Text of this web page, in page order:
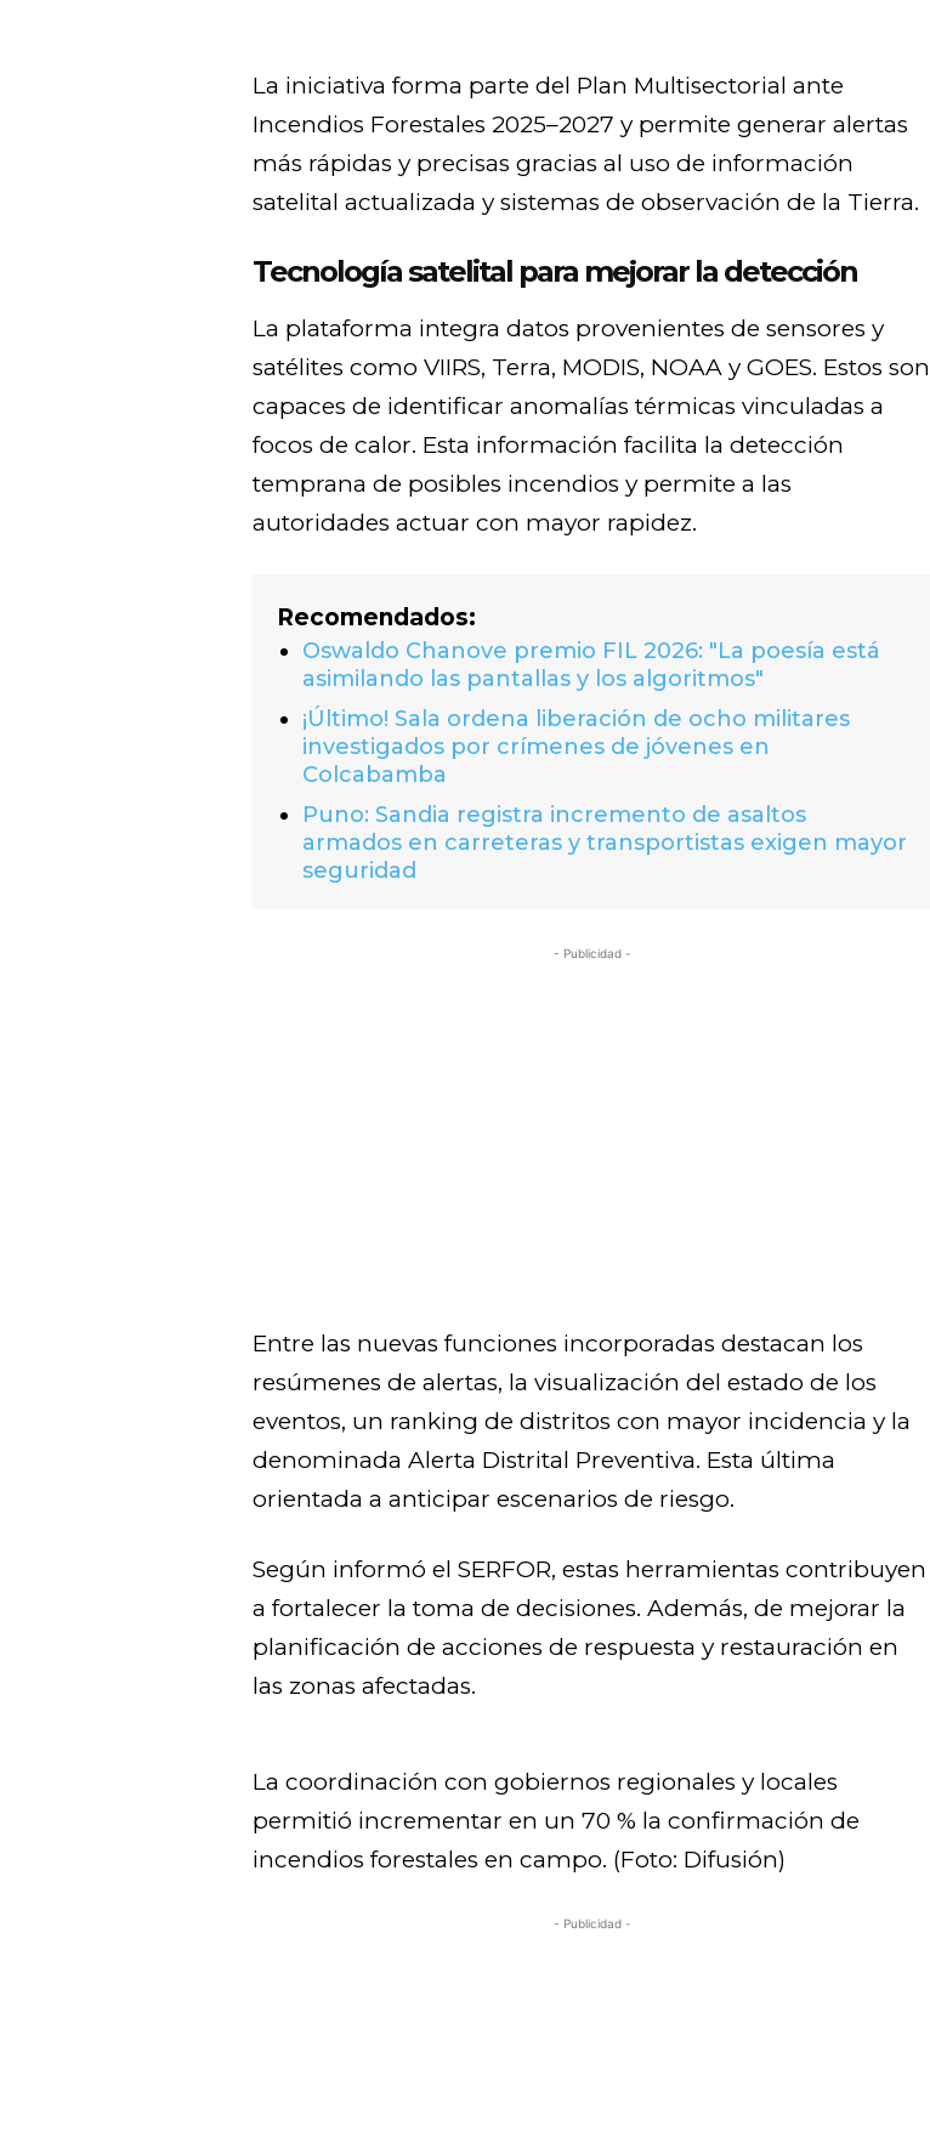
La iniciativa forma parte del Plan Multisectorial ante
Incendios Forestales 2025–2027 y permite generar alertas
más rápidas y precisas gracias al uso de información
satelital actualizada y sistemas de observación de la Tierra.
Tecnología satelital para mejorar la detección
La plataforma integra datos provenientes de sensores y
satélites como VIIRS, Terra, MODIS, NOAA y GOES. Estos son
capaces de identificar anomalías térmicas vinculadas a
focos de calor. Esta información facilita la detección
temprana de posibles incendios y permite a las
autoridades actuar con mayor rapidez.
Recomendados:
Oswaldo Chanove premio FIL 2026: "La poesía está
asimilando las pantallas y los algoritmos"
¡Último! Sala ordena liberación de ocho militares
investigados por crímenes de jóvenes en
Colcabamba
Puno: Sandia registra incremento de asaltos
armados en carreteras y transportistas exigen mayor
seguridad
- Publicidad -
Entre las nuevas funciones incorporadas destacan los
resúmenes de alertas, la visualización del estado de los
eventos, un ranking de distritos con mayor incidencia y la
denominada Alerta Distrital Preventiva. Esta última
orientada a anticipar escenarios de riesgo.
Según informó el SERFOR, estas herramientas contribuyen
a fortalecer la toma de decisiones. Además, de mejorar la
planificación de acciones de respuesta y restauración en
las zonas afectadas.
La coordinación con gobiernos regionales y locales
permitió incrementar en un 70 % la confirmación de
incendios forestales en campo. (Foto: Difusión)
- Publicidad -